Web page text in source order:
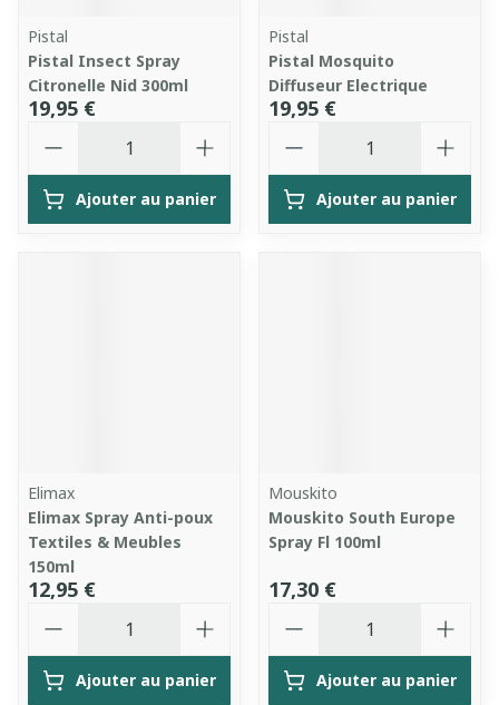
Pistal
Pistal Insect Spray
Citronelle Nid 300ml
19,95 €
Ajouter au panier
Pistal
Pistal Mosquito
Diffuseur Electrique
19,95 €
Ajouter au panier
Elimax
Elimax Spray Anti-poux
Textiles & Meubles
150ml
12,95 €
Ajouter au panier
Mouskito
Mouskito South Europe
Spray Fl 100ml
17,30 €
Ajouter au panier